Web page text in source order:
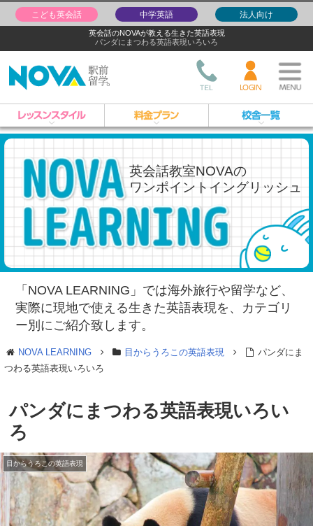
英会話のNOVAが教える生きた英語表現
パンダにまつわる英語表現いろいろ
こども英会話 中学英語 法人向け
英会話教室NOVAの
ワンポイントイングリッシュ
「NOVA LEARNING」では海外旅行や留学など、
実際に現地で使える生きた英語表現を、 カテゴリ
ー別にご紹介致します。
NOVA LEARNING 目からうろこの英語表現
パンダにま
つわる英語表現いろいろ
パンダにまつわる英語表現いろい
ろ
目からうろこの英語表現